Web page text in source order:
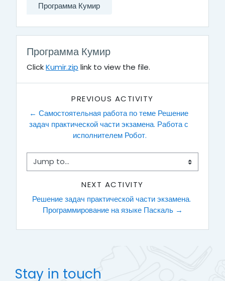
Программа Кумир
Программа Кумир
ClickKumir.zip link to view the file.
PREVIOUS ACTIVITY
← Самостоятельная работа по теме Решение
задач практической части экзамена. Работа с
исполнителем Робот.
Jump to...
NEXT ACTIVITY
Решение задач практической части экзамена.
Программирование на языке Паскаль →
Stay in touch